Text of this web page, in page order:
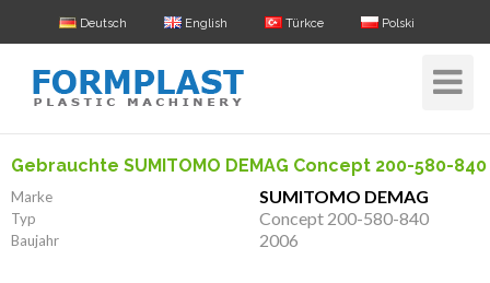
Deutsch English Türkce Polski
Toggle
Gebrauchte SUMITOMO DEMAG Concept 200-580-840
Marke SUMITOMO DEMAG
Typ Concept 200-580-840
Baujahr 2006